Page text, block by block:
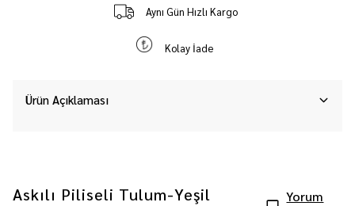
Aynı Gün Hızlı Kargo
Kolay İade
Ürün Açıklaması
Askılı Piliseli Tulum-Yeşil
Yorum